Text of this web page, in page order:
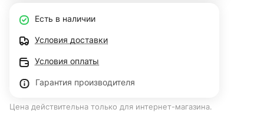
Есть в наличии
Условия доставки
Условия оплаты
Гарантия производителя
Цена действительна только для интернет-магазина.